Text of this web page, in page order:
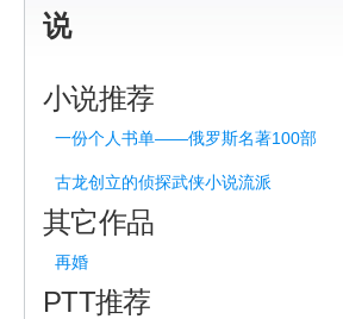
说
小说推荐
一份个人书单——俄罗斯名著100部
古龙创立的侦探武侠小说流派
其它作品
再婚
PTT推荐